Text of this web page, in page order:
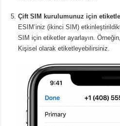
Çift SIM kurulumunuz için
ESIM’iniz (ikinci SIM)
SIM için etiketler ayarlayın.
Kişisel olarak etiketleyebilirsiniz.